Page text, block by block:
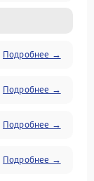
Подробнее →
Подробнее →
Подробнее →
Подробнее →